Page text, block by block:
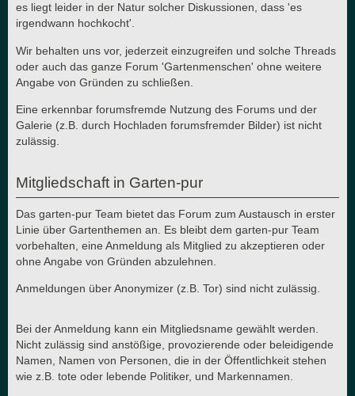
es liegt leider in der Natur solcher Diskussionen, dass 'es
irgendwann hochkocht'.
Wir behalten uns vor, jederzeit einzugreifen und solche Threads
oder auch das ganze Forum 'Gartenmenschen' ohne weitere
Angabe von Gründen zu schließen.
Eine erkennbar forumsfremde Nutzung des Forums und der
Galerie (z.B. durch Hochladen forumsfremder Bilder) ist nicht
zulässig.
Mitgliedschaft in Garten-pur
Das garten-pur Team bietet das Forum zum Austausch in erster
Linie über Gartenthemen an. Es bleibt dem garten-pur Team
vorbehalten, eine Anmeldung als Mitglied zu akzeptieren oder
ohne Angabe von Gründen abzulehnen.
Anmeldungen über Anonymizer (z.B. Tor) sind nicht zulässig.
Bei der Anmeldung kann ein Mitgliedsname gewählt werden.
Nicht zulässig sind anstößige, provozierende oder beleidigende
Namen, Namen von Personen, die in der Öffentlichkeit stehen
wie z.B. tote oder lebende Politiker, und Markennamen.